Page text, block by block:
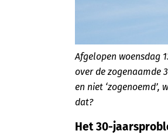
Afgelopen woensdag
over de zogenaamde
en niet
dat?
Het 30-